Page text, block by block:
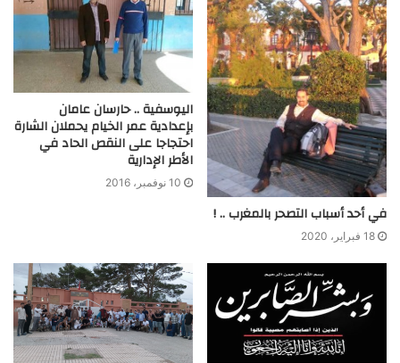
في أحد أسباب التصحر بالمغرب .. !
18 فبراير، 2020
اليوسفية .. حارسان عامان
بإعدادية عمر الخيام يحملان الشارة
احتجاجا على النقص الحاد في
الأطر الإدارية
10 نوفمبر، 2016